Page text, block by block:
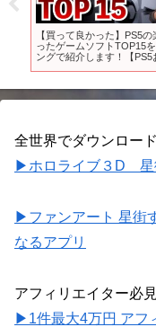
【買って良かった】PS5の
ったゲームソフトTOP15
ングで紹介します！【PS5
全世界でダウンロー
▶ホロライブ３D 星
▶ファンアート 星街
なるアプリ
アフィリエイター必見
▶1件最大4万円 アフ